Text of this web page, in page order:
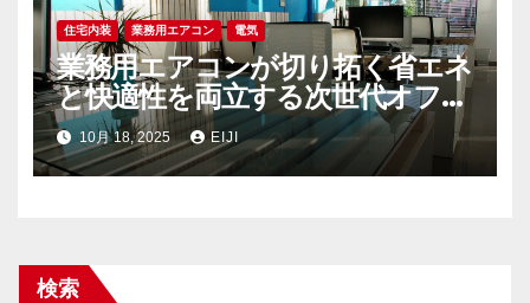
住宅内装 業務用エアコン 電気
業務用エアコンが切り拓く省エネ
と快適性を両立する次世代オフィ
ス空調戦略
10月 18, 2025 EIJI
検索